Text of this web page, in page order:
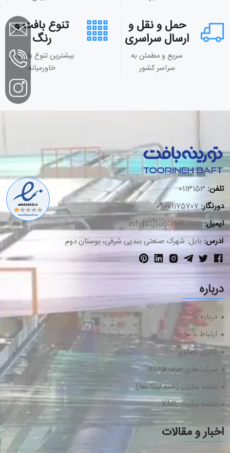
حمل و نقل و
ارسال سراسری
سریع و مطمئن به
سراسر کشور
تنوع بافت و
رنگ
بیشترین تنوع بافت در
خاورمیانه
تلفن: 0113153
دورنگار:09001175707
ایمیل:info[at]toorineh.com
آدرس: بابل: شهرک صنعتی بندپی شرقی، بوستان دوم
درباره
درباره ما
ارتباط با ما
گالری تصاویر
شرکت‌های طرف قرارداد
نقشه سایت (همه لینک‌ها)
نقشه سایت XML
اخبار و مقالات